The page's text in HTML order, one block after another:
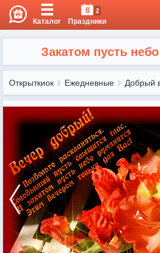
Каталог
8 2
Праздники
Закатом пусть
Открыткиок Ежедневные Добрый